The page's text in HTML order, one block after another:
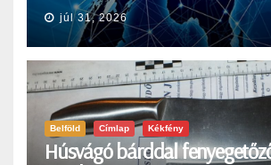
júl 31, 2026
Belföld Címlap Kékfény
Húsvágó bárddal